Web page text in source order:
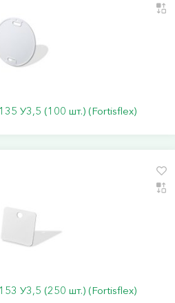
У3,5 (100 шт.) (Fortisflex)
У3,5 (250 шт.) (Fortisflex)